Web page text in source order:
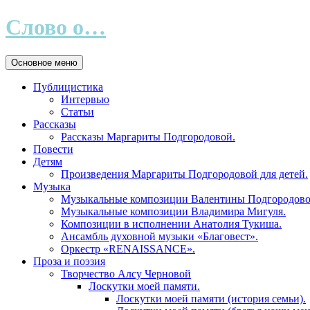
Слово о…
Поиск
Основное меню Перейти
к
содержимому
Публицистика
Интервью
Статьи
Рассказы
Рассказы Маргариты Подгородовой.
Повести
Детям
Произведения Маргариты Подгородовой для детей.
Музыка
Музыкальные композиции Валентины
Музыкальные композиции Владимира Мигуля.
Композиции в исполнении Анатолия Тукиша.
Ансамбль духовной музыки «Благовест».
Оркестр «RENAISSANCE».
Проза и поэзия
Творчество Алсу Черновой
Лоскутки моей памяти.
Лоскутки моей памяти (история семьи).